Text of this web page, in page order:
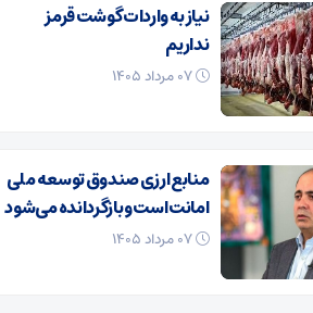
نیاز به واردات گوشت قرمز
نداریم
۰۷ مرداد ۱۴۰۵
منابع ارزی صندوق توسعه ملی
امانت است و بازگردانده می‌شود
۰۷ مرداد ۱۴۰۵